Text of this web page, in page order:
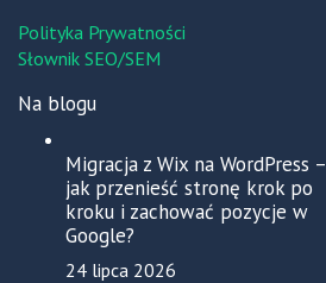
Polityka Prywatności
Słownik SEO/SEM
Na blogu
Migracja z Wix na WordPress –
jak przenieść stronę krok po
kroku i zachować pozycje w
Google?
24 lipca 2026